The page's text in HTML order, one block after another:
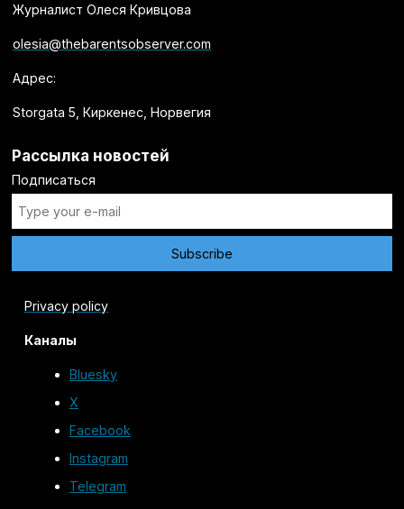
Журналист Олеся Кривцова
olesia@thebarentsobserver.com
Адрес:
Storgata 5, Киркенес, Норвегия
Рассылка новостей
Подписаться
Privacy policy
Каналы
Bluesky
X
Facebook
Instagram
Telegram